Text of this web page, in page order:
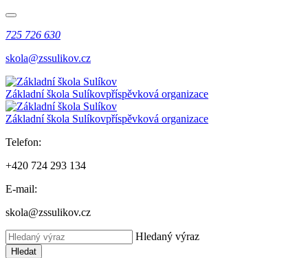
725 726 630
skola@zssulikov.cz
Základní škola Sulíkovpříspěvková organizace
Základní škola Sulíkovpříspěvková organizace
Telefon:
+420 724 293 134
E-mail:
skola@zssulikov.cz
Hledaný výraz
Hledat